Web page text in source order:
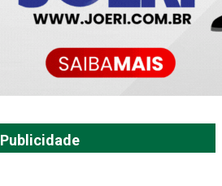
Publicidade